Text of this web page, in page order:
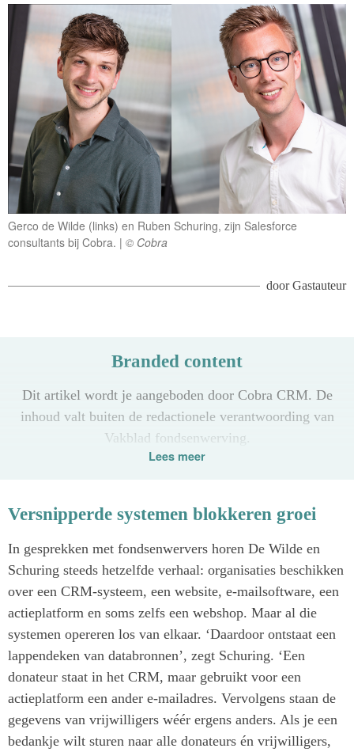
Gerco de Wilde (links) en Ruben Schuring, zijn Salesforce
consultants bij Cobra.
© Cobra
doorGastauteur
Branded content
Dit artikel wordt je aangeboden door Cobra CRM. De
inhoud valt buiten de redactionele verantwoording van
Vakblad fondsenwerving.
Lees meer
Versnipperde systemen blokkeren groei
In gesprekken met fondsenwervers horen De Wilde en
Schuring steeds hetzelfde verhaal: organisaties beschikken
over een CRM-systeem, een website, e-mailsoftware, een
actieplatform en soms zelfs een webshop. Maar al die
systemen opereren los van elkaar. ‘Daardoor ontstaat een
lappendeken van databronnen’, zegt Schuring. ‘Een
donateur staat in het CRM, maar gebruikt voor een
actieplatform een ander e-mailadres. Vervolgens staan de
gegevens van vrijwilligers wéér ergens anders. Als je een
bedankje wilt sturen naar alle donateurs én vrijwilligers,